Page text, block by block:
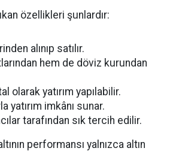
özellikleri şunlardır:
alınıp satılır.
hem de döviz kurundan
olarak yatırım yapılabilir.
yatırım imkânı sunar.
tarafından sık tercih edilir.
performansı yalnızca altın